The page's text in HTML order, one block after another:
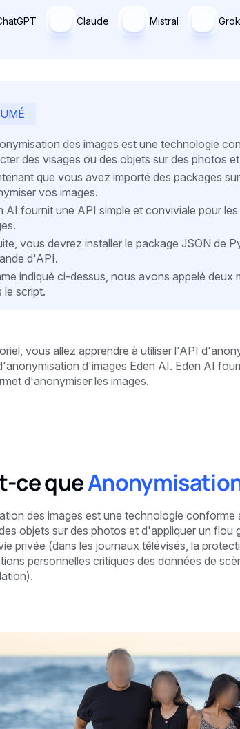
Claude Mistral Grok
des images est une technologie
des visages ou des objets sur des photos
que vous avez importé des packages
vos images.
AI fournit une API simple et conviviale pour
vous devrez installer le package JSON de
d'API.
indiqué ci-dessus, nous avons appelé
le script.
vous allez apprendre à utiliser l'API
d'images Eden AI. Eden AI
d'anonymiser les images.
ce que
des images est une technologie
objets sur des photos et d'appliquer un flou
privée (dans les journaux télévisés, la
personnelles critiques des données de